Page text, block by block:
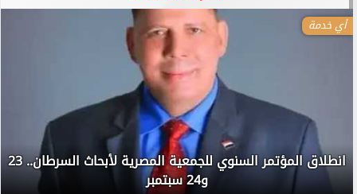
أي خدمة
انطلاق المؤتمر السنوي للجمعية المصرية لأبحاث السرطان.. 23
و24 سبتمبر